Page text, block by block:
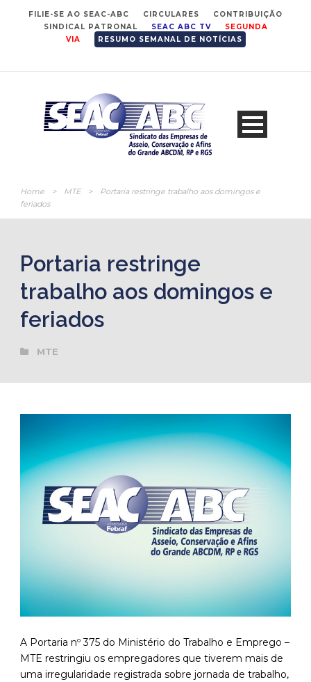
FILIE-SE AO SEAC-ABC CIRCULARES
CONTRIBUIÇÃO
SINDICAL PATRONAL
SEAC ABC TV
SEGUNDA
VIA
RESUMO SEMANAL DE NOTÍCIAS
Home > MTE >
Portaria restringe trabalho aos domingos e
feriados
Portaria restringe
trabalho aos domingos e
feriados
MTE
A Portaria nº 375 do Ministério do Trabalho e Emprego –
MTE restringiu os empregadores que tiverem mais de
uma irregularidade registrada sobre jornada de trabalho,